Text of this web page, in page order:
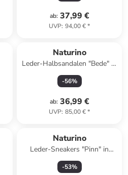
ab: 37,99 €
UVP: 94,00 €*
Naturino
Leder-Halbsandalen "Bede" in
Hellblau
-56%
ab: 36,99 €
UVP: 85,00 €*
Naturino
Leder-Sneakers "Pinn" in
Weiß
-53%